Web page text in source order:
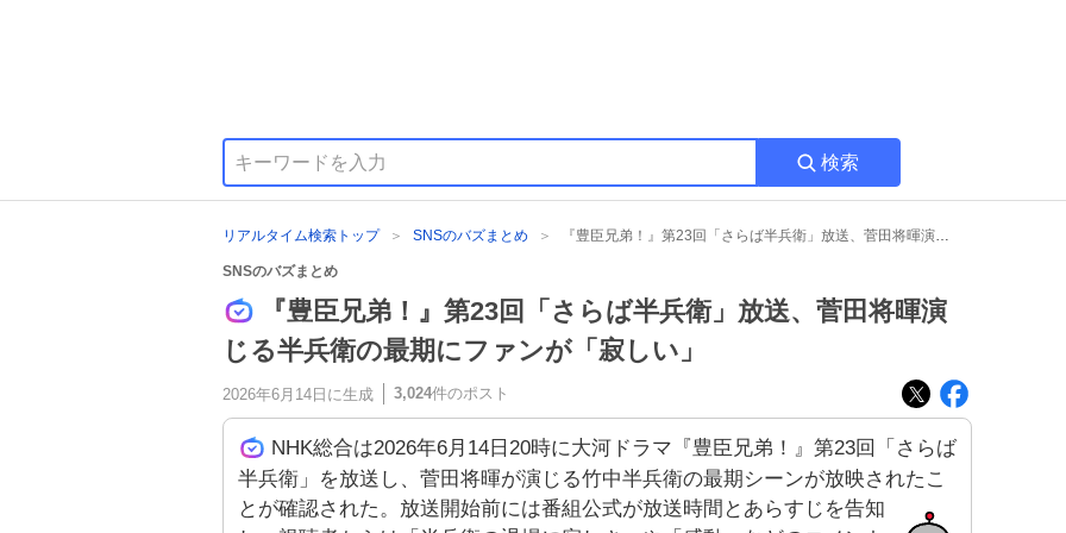
検索
リアルタイム検索トップ SNSのバズまとめ 『豊臣兄弟！』第23回「さらば半兵衛」放送、菅田将暉演じる半兵衛の最期にファンが「寂しい」
SNSのバズまとめ
『豊臣兄弟！』第23回「さらば半兵衛」放送、菅田将暉演
じる半兵衛の最期にファンが「寂しい」
2026年6月14日 に生成 3,024件のポスト
NHK総合は2026年6月14日20時に大河ドラマ『豊臣兄弟！』第23回「さらば
半兵衛」を放送し、菅田将暉が演じる竹中半兵衛の最期シーンが放映されたこ
とが確認された。放送開始前には番組公式が放送時間とあらすじを告知